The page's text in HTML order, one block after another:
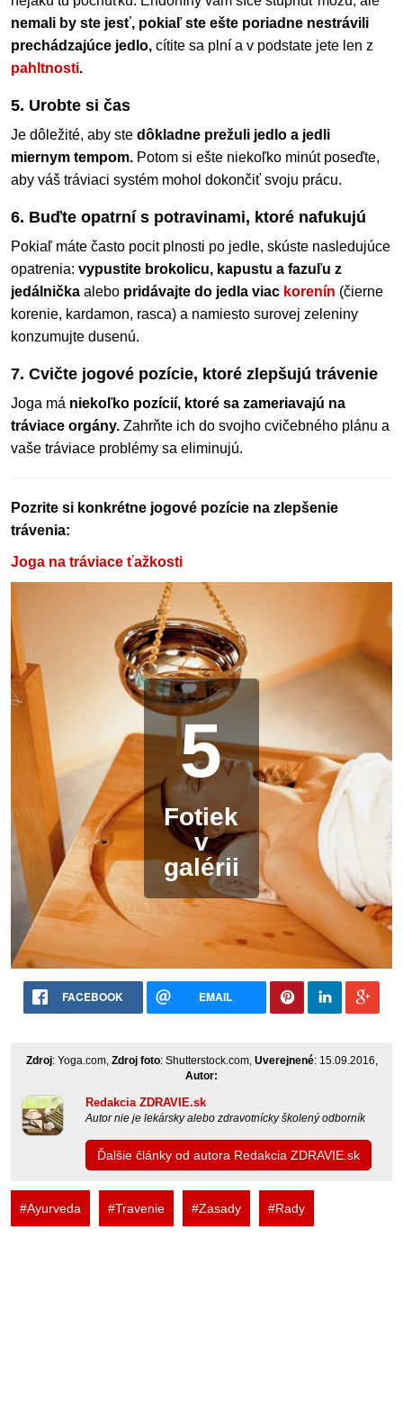
nemali by ste jesť, pokiaľ ste ešte poriadne nestrávili
prechádzajúce jedlo, cítite sa plní a v podstate jete len z
pahltnosti.
5. Urobte si čas
Je dôležité, aby ste dôkladne prežuli jedlo a jedli
miernym tempom. Potom si ešte niekoľko minút poseďte,
aby váš tráviaci systém mohol dokončiť svoju prácu.
6. Buďte opatrní s potravinami, ktoré nafukujú
Pokiaľ máte často pocit plnosti po jedle, skúste nasledujúce
opatrenia: vypustite brokolicu, kapustu a fazuľu z
jedálnička alebo pridávajte do jedla viac korenín (čierne
korenie, kardamon, rasca) a namiesto surovej zeleniny
konzumujte dusenú.
7. Cvičte jogové pozície, ktoré zlepšujú trávenie
Joga má niekoľko pozícií, ktoré sa zameriavajú na
tráviace orgány. Zahrňte ich do svojho cvičebného plánu a
vaše tráviace problémy sa eliminujú.
Pozrite si konkrétne jogové pozície na zlepšenie
trávenia:
Joga na tráviace ťažkosti
5
Fotiek
v
galérii
FACEBOOK EMAIL
Zdroj: Yoga.com, Zdroj foto: Shutterstock.com, Uverejnené: 15.09.2016,
Autor:
Redakcia ZDRAVIE.sk
Autor nie je lekársky alebo zdravotnícky školený odborník
Ďalšie články od autora Redakcia ZDRAVIE.sk
#Ayurveda #Travenie #Zasady #Rady